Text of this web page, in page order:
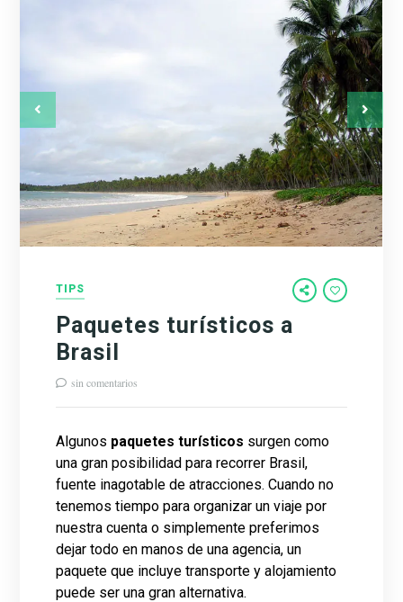
TIPS
Paquetes turísticos a
Brasil
sin comentarios
Algunos paquetes turísticos surgen como
una gran posibilidad para recorrer Brasil,
fuente inagotable de atracciones. Cuando no
tenemos tiempo para organizar un viaje por
nuestra cuenta o simplemente preferimos
dejar todo en manos de una agencia, un
paquete que incluye transporte y alojamiento
puede ser una gran alternativa.